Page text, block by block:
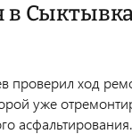
проверил ход
уже